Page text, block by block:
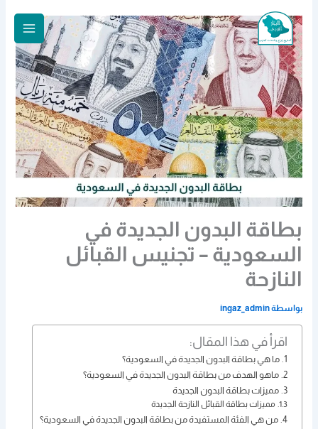
المحتوى
بطاقة البدون الجديدة في
السعودية – تجنيس القبائل
النازحة
بواسطةingaz_admin
اقرأ في هذا المقال:
ما هي بطاقة البدون الجديدة في السعودية؟
ماهو الهدف من بطاقة البدون الجديدة في السعودية؟
مميزات بطاقة البدون الجديدة
مميزات بطاقة القبائل النازحة الجديدة
من هي الفئة المستفيدة من بطاقة البدون الجديدة في السعودية؟